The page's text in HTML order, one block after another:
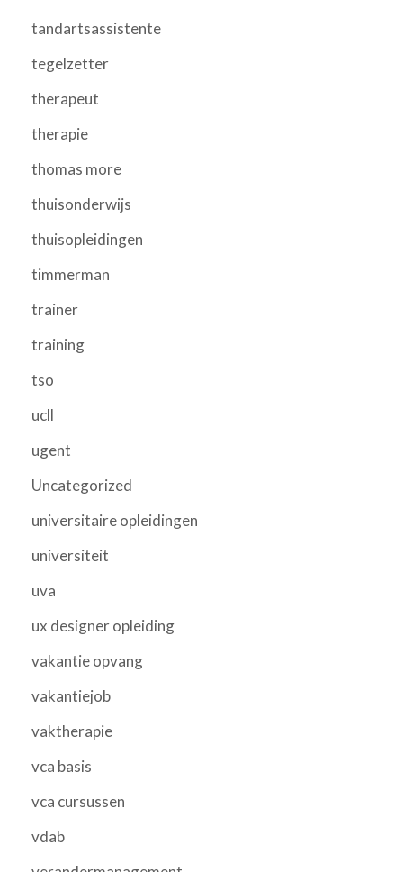
tandartsassistente
tegelzetter
therapeut
therapie
thomas more
thuisonderwijs
thuisopleidingen
timmerman
trainer
training
tso
ucll
ugent
Uncategorized
universitaire opleidingen
universiteit
uva
ux designer opleiding
vakantie opvang
vakantiejob
vaktherapie
vca basis
vca cursussen
vdab